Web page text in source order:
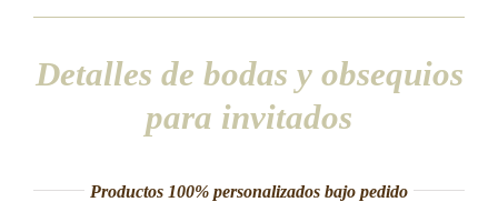
Detalles de bodas y obsequios
para invitados
Productos 100% personalizados bajo pedido